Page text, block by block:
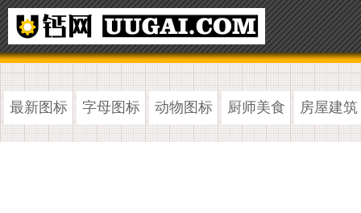
最新图标 字母图标 动物图标 厨师美食 房屋建筑